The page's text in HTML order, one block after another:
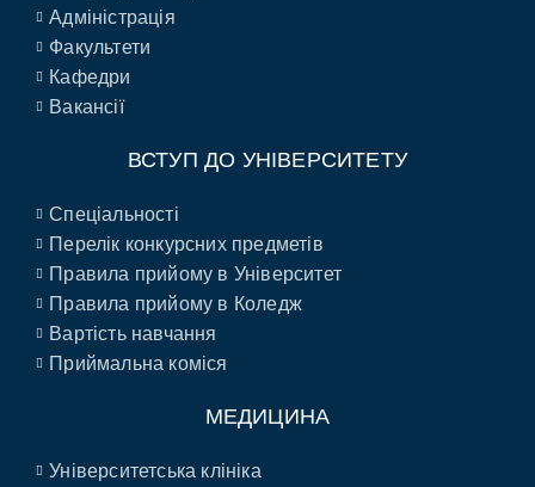
Адміністрація
Факультети
Кафедри
Вакансії
ВСТУП ДО УНІВЕРСИТЕТУ
Спеціальності
Перелік конкурсних предметів
Правила прийому в Університет
Правила прийому в Коледж
Вартість навчання
Приймальна коміся
МЕДИЦИНА
Університетська клініка